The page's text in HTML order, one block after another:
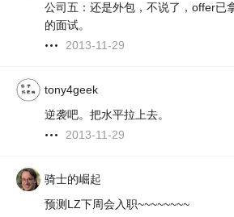
公司五：还是外包，不说了，offer已
的面试。
2013-11-29
tony4geek
逆袭吧。把水平拉上去。
2013-11-29
骑士的崛起
预测LZ下周会入职~~~~~~~~